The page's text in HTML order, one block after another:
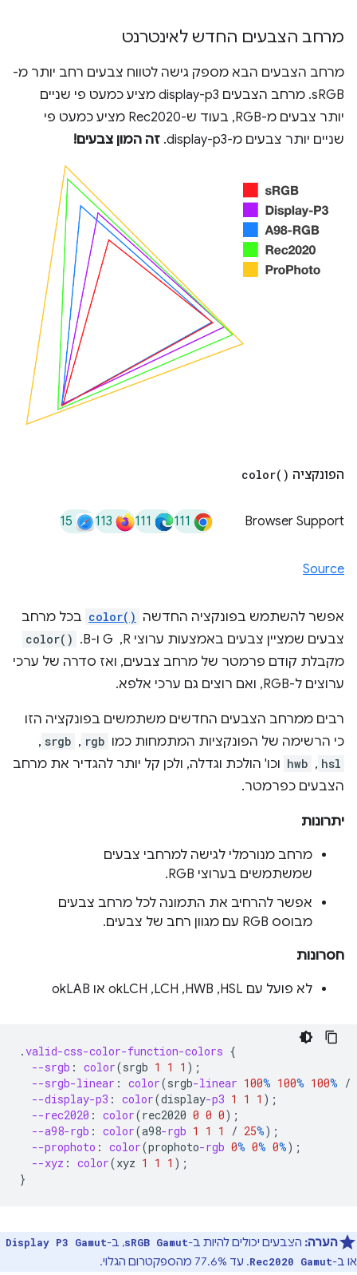
מרחב הצבעים החדש לאינטרנט
מרחב הצבעים הבא מספק גישה לטווח צבעים רחב יותר מ-
sRGB. מרחב הצבעים display-p3 מציע כמעט פי שניים
יותר צבעים מ-RGB, בעוד ש-Rec2020 מציע כמעט פי
שניים יותר צבעים מ-display-p3.
זה המון צבעים!
הפונקציה color( )
Browser Support
111
111
113
15
Source
אפשר להשתמש בפונקציה החדשה color() בכל מרחב
צבעים שמציין צבעים באמצעות ערוצי R, ‏ G ו-B.
color()
מקבלת קודם פרמטר של מרחב צבעים, ואז סדרה של ערכי
ערוצים ל-RGB, ואם רוצים גם ערכי אלפא.
רבים ממרחב הצבעים החדשים משתמשים בפונקציה הזו
כי הרשימה של הפונקציות המתמחות כמו rgb
,‏
srgb
,‏
hsl
,‏
hwb וכו' הולכת וגדלה, ולכן קל יותר להגדיר את מרחב
הצבעים כפרמטר.
יתרונות
מרחב מנורמלי לגישה למרחבי צבעים
שמשתמשים בערוצי RGB.
אפשר להרחיב את התמונה לכל מרחב צבעים
מבוסס RGB עם מגוון רחב של צבעים.
חסרונות
לא פועל עם HSL,‏ HWB,‏ LCH,‏ okLCH או okLAB
.valid-css-color-function-colors {
--srgb : color(srgb 1 1 1 );
--srgb-linear : color(srgb-linear 100% 100% 100% /
--display-p3 : color(display-p3 1 1 1 );
--rec2020 : color(rec2020 0 0 0);
--a98-rgb : color(a98-rgb 1 1 1 / 25%);
--prophoto : color(prophoto-rgb 0% 0% 0%);
--xyz : color(xyz 1 1 1 );
}
הערה: הצבעים יכולים להיות ב-sRGB Gamut, ב-Display P3 Gamut
או ב-Rec2020 Gamut. עד 77.6% מהספקטרום הגלוי.